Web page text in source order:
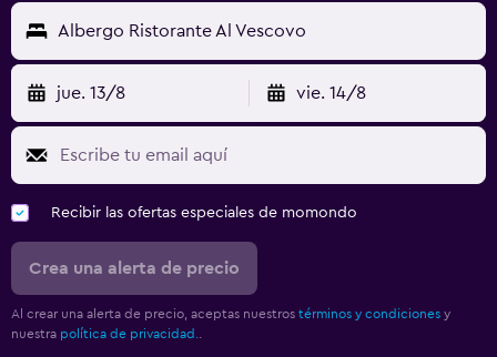
Albergo Ristorante Al Vescovo
jue. 13/8 vie. 14/8
Recibir las ofertas especiales de momondo
Crea una alerta de precio
Al crear una alerta de precio, aceptas nuestros términos y condiciones y
nuestra política de privacidad.